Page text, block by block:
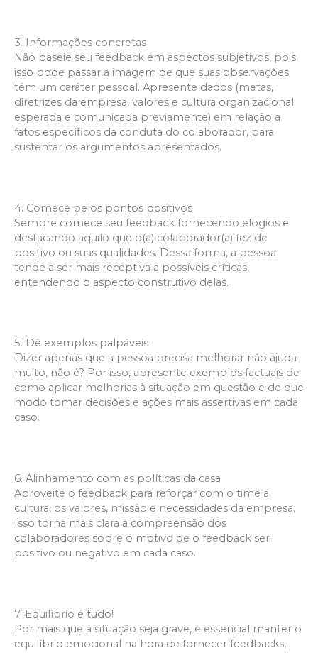
3. Informações concretas
Não baseie seu feedback em aspectos subjetivos, pois
isso pode passar a imagem de que suas observações
têm um caráter pessoal. Apresente dados (metas,
diretrizes da empresa, valores e cultura organizacional
esperada e comunicada previamente) em relação a
fatos específicos da conduta do colaborador, para
sustentar os argumentos apresentados.
4. Comece pelos pontos positivos
Sempre comece seu feedback fornecendo elogios e
destacando aquilo que o(a) colaborador(a) fez de
positivo ou suas qualidades. Dessa forma, a pessoa
tende a ser mais receptiva a possíveis críticas,
entendendo o aspecto construtivo delas.
5. Dê exemplos palpáveis
Dizer apenas que a pessoa precisa melhorar não ajuda
muito, não é? Por isso, apresente exemplos factuais de
como aplicar melhorias à situação em questão e de que
modo tomar decisões e ações mais assertivas em cada
caso.
6. Alinhamento com as políticas da casa
Aproveite o feedback para reforçar com o time a
cultura, os valores, missão e necessidades da empresa.
Isso torna mais clara a compreensão dos
colaboradores sobre o motivo de o feedback ser
positivo ou negativo em cada caso.
7. Equilíbrio é tudo!
Por mais que a situação seja grave, é essencial manter o
equilíbrio emocional na hora de fornecer feedbacks,